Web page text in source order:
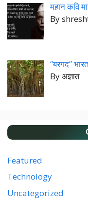
महान कवि
By
“बरगद”
By अज्ञात
Featured
Technology
Uncategorized